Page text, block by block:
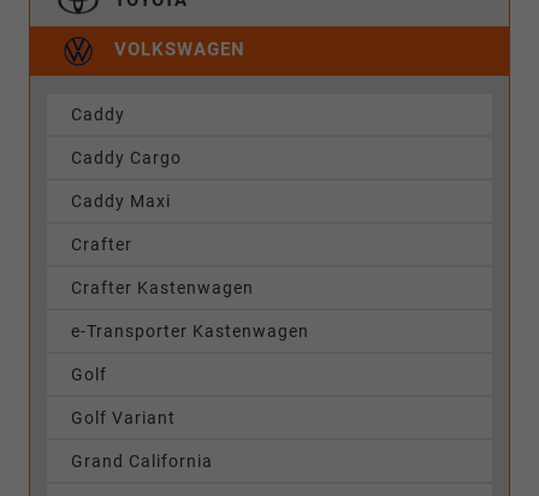
VOLKSWAGEN
Caddy
Caddy Cargo
Caddy Maxi
Crafter
Crafter Kastenwagen
e-Transporter Kastenwagen
Golf
Golf Variant
Grand California